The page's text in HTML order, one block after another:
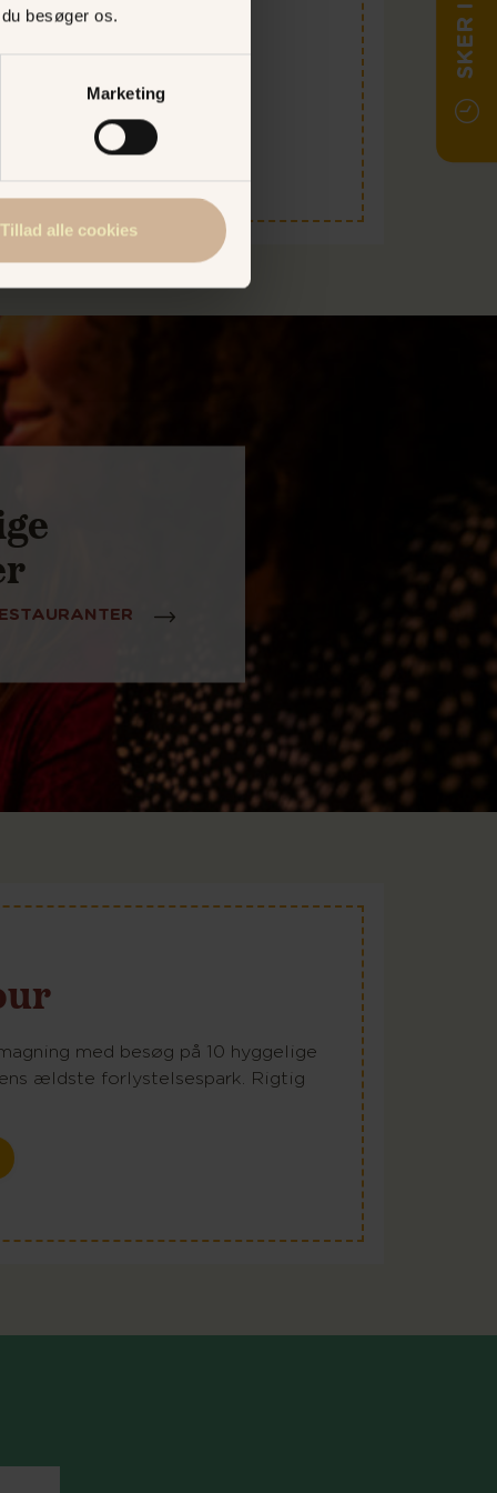
besøger os.
Marketing
Tillad alle cookies
i dag på:
63 95 15
bondestuen.dk
I DAG
med besøg på 10 hyggelige
ældste forlystelsespark. Rigtig